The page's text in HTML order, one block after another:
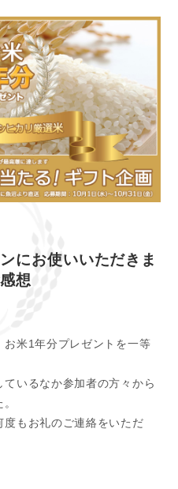
にお使いいただきま
想
米1年分プレゼントを一等
いるなか参加者の方々から
もお礼のご連絡をいただ